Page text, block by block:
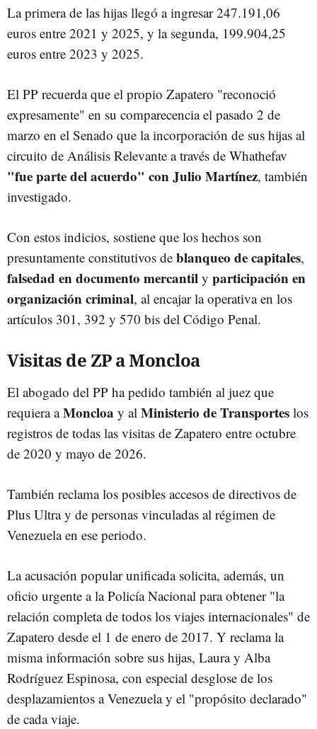
La primera de las hijas llegó a ingresar 247.191,06
euros entre 2021 y 2025, y la segunda, 199.904,25
euros entre 2023 y 2025.
El PP recuerda que el propio Zapatero "reconoció
expresamente" en su comparecencia el pasado 2 de
marzo en el Senado que la incorporación de sus hijas al
circuito de Análisis Relevante a través de Whathefav
"fue parte del acuerdo" con Julio Martínez, también
investigado.
Con estos indicios, sostiene que los hechos son
presuntamente constitutivos de blanqueo de capitales,
falsedad en documento mercantil y participación en
organización criminal, al encajar la operativa en los
artículos 301, 392 y 570 bis del Código Penal.
Visitas de ZP a Moncloa
El abogado del PP ha pedido también al juez que
requiera aMoncloa y al Ministerio de Transportes los
registros de todas las visitas de Zapatero entre octubre
de 2020 y mayo de 2026.
También reclama los posibles accesos de directivos de
Plus Ultra y de personas vinculadas al régimen de
Venezuela en ese periodo.
La acusación popular unificada solicita, además, un
oficio urgente a la Policía Nacional para obtener "la
relación completa de todos los viajes internacionales" de
Zapatero desde el 1 de enero de 2017. Y reclama la
misma información sobre sus hijas, Laura y Alba
Rodríguez Espinosa, con especial desglose de los
desplazamientos a Venezuela y el "propósito declarado"
de cada viaje.